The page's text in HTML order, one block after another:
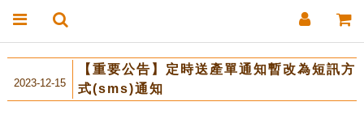
【重要公告】定時送產單通知暫改為短訊方
式(sms)通知
2023-12-15